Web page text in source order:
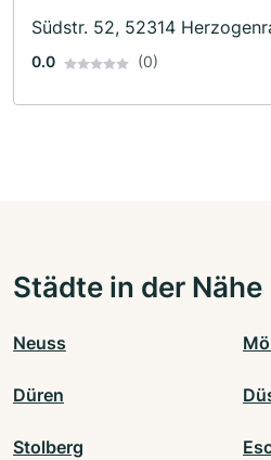
Südstr. 52, 52314
0.0 (0)
Städte in der Nähe
Neuss
Düren
Stolberg